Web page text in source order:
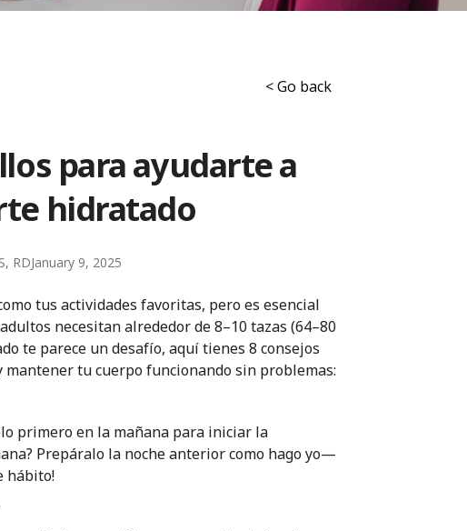
< Go back
para ayudarte a
hidratado
RDJanuary 9, 2025
tus actividades favoritas, pero es esencial
necesitan alrededor de 8–10 tazas (64–80
te parece un desafío, aquí tienes 8 consejos
tu cuerpo funcionando sin problemas:
primero en la mañana para iniciar la
Prepáralo la noche anterior como hago yo—
hábito!